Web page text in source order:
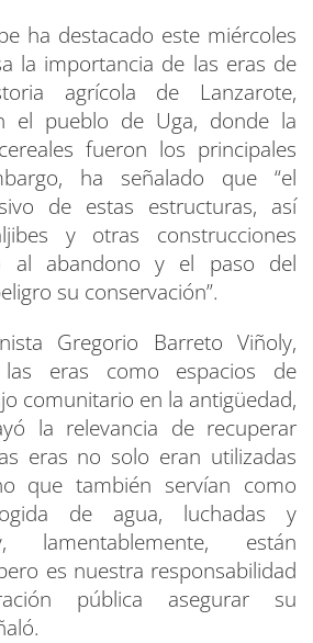
ha destacado este miércoles
la importancia de las eras de
agrícola de Lanzarote,
el pueblo de Uga, donde la
fueron los principales
ha señalado que “el
de estas estructuras, así
y otras construcciones
al abandono y el paso del
su conservación”.
Gregorio Barreto Viñoly,
eras como espacios de
comunitario en la antigüedad,
la relevancia de recuperar
eras no solo eran utilizadas
que también servían como
de agua, luchadas y
lamentablemente, están
es nuestra responsabilidad
pública asegurar su